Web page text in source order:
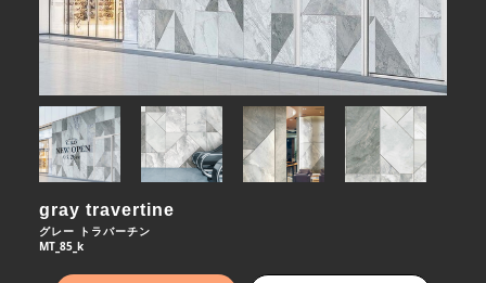
gray travertine
グレー トラバーチン
MT_85_k